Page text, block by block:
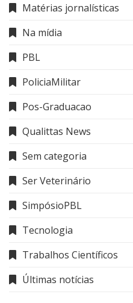
Matérias jornalísticas
Na mídia
PBL
PoliciaMilitar
Pos-Graduacao
Qualittas News
Sem categoria
Ser Veterinário
SimpósioPBL
Tecnologia
Trabalhos Científicos
Últimas notícias